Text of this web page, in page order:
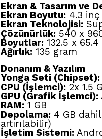
Ekran & Tasarım ve
Ekran Boyutu: 4.3 inç
Ekran Teknolojisi:
Çözünürlük: 540 x
Boyutlar: 132.5 x
Ağırlık: 135 gram
Donanım & Yazılım
Yonga Seti (Chipset):
CPU (İşlemci): 2x 1.5
GPU (Grafik İşlemci):
RAM: 1 GB
Depolama: 4 GB
artırılabilir)
İşletim Sistemi: